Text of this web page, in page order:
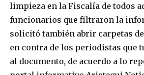
limpieza en la Fiscalía de todos
funcionarios que filtraron la
solicitó también abrir carpetas
en contra de los periodistas que
al documento, de acuerdo a lo